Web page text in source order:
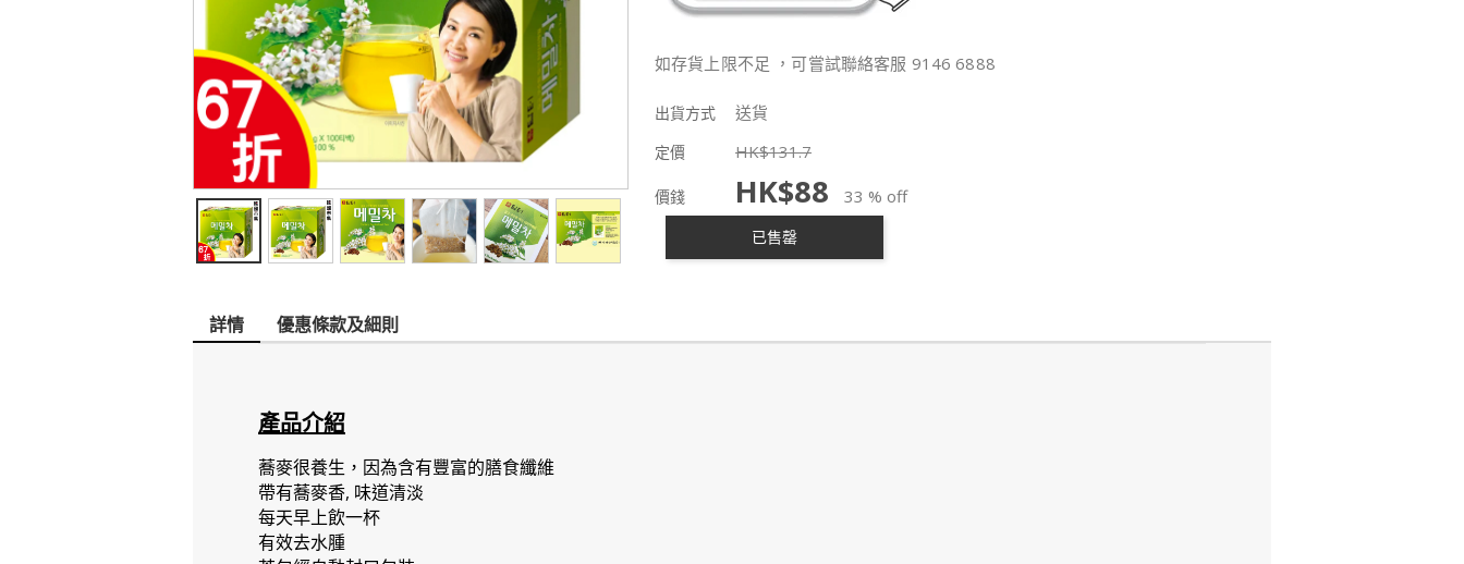
如存貨上限不足 ，可嘗試聯絡客服 9146 6888
出貨方式 送貨
定價 HK$131.7
價錢 HK$88 33 % off
已售罄
詳情 優惠條款及細則
產品介紹
蕎麥很養生，因為含有豐富的膳食纖維
帶有蕎麥香, 味道清淡
每天早上飲一杯
有效去水腫